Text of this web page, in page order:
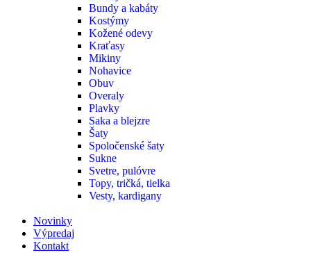
Bundy a kabáty
Kostýmy
Kožené odevy
Kraťasy
Mikiny
Nohavice
Obuv
Overaly
Plavky
Saka a blejzre
Šaty
Spoločenské šaty
Sukne
Svetre, pulóvre
Topy, tričká, tielka
Vesty, kardigany
Novinky
Výpredaj
Kontakt